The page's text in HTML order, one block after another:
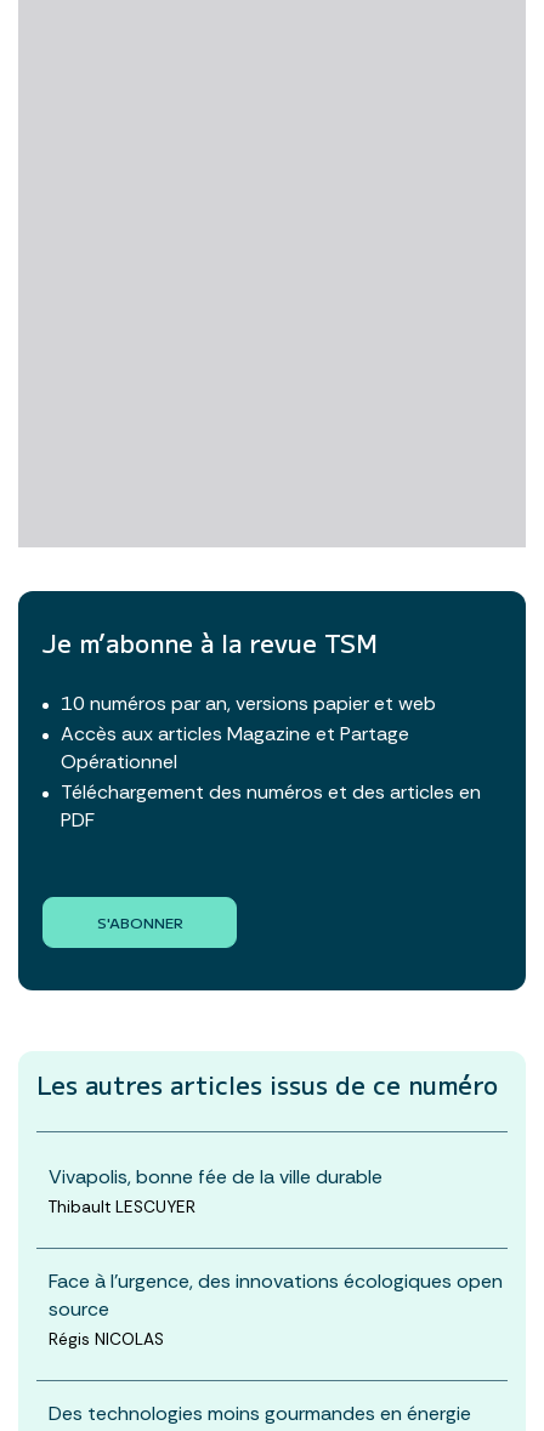
Je m’abonne à la revue TSM
10 numéros par an, versions papier et web
Accès aux articles Magazine et Partage
Opérationnel
Téléchargement des numéros et des articles en
PDF
S'ABONNER
Les autres articles issus de ce numéro
Vivapolis, bonne fée de la ville durable
Thibault LESCUYER
Face à l’urgence, des innovations écologiques open
source
Régis NICOLAS
Des technologies moins gourmandes en énergie